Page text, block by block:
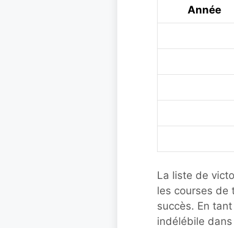
Année
La liste de
les courses de
succès. En
indélébile